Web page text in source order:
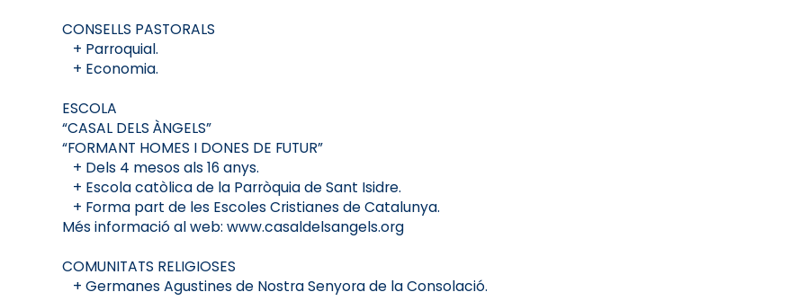
CONSELLS PASTORALS
+ Parroquial.
+ Economia.
ESCOLA
“CASAL DELS ÀNGELS”
“FORMANT HOMES I DONES DE FUTUR”
+ Dels 4 mesos als 16 anys.
+ Escola catòlica de la Parròquia de Sant Isidre.
+ Forma part de les Escoles Cristianes de Catalunya.
Més informació al web: www.casaldelsangels.org
COMUNITATS RELIGIOSES
+ Germanes Agustines de Nostra Senyora de la Consolació.